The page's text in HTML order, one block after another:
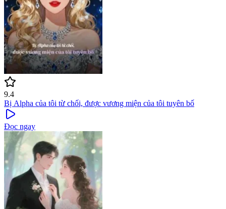
9.4
Bị Alpha của tôi từ chối, được vương miện của tôi tuyên bố
Đọc ngay